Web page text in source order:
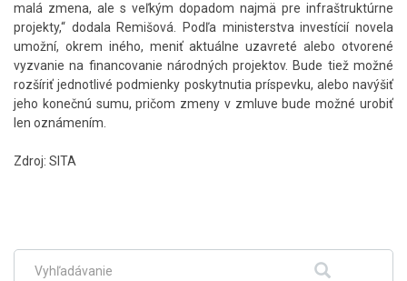
malá zmena, ale s veľkým dopadom najmä pre infraštruktúrne
projekty,“ dodala Remišová. Podľa ministerstva investícií novela
umožní, okrem iného, meniť aktuálne uzavreté alebo otvorené
vyzvanie na financovanie národných projektov. Bude tiež možné
rozšíriť jednotlivé podmienky poskytnutia príspevku, alebo navýšiť
jeho konečnú sumu, pričom zmeny v zmluve bude možné urobiť
len oznámením.
Zdroj: SITA
hlavné
menu
Fulltextové
Hľadať